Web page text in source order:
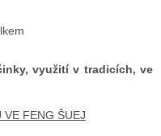
více poloh. Již i letmý
na vlnupohody a
kámen je ideálním
využití v tradicích, ve
FENG ŠUEJ